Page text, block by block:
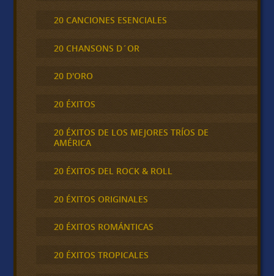
20 CANCIONES ESENCIALES
20 CHANSONS D´OR
20 D'ORO
20 ÉXITOS
20 ÉXITOS DE LOS MEJORES TRÍOS DE
AMÉRICA
20 ÉXITOS DEL ROCK & ROLL
20 ÉXITOS ORIGINALES
20 ÉXITOS ROMÁNTICAS
20 ÉXITOS TROPICALES